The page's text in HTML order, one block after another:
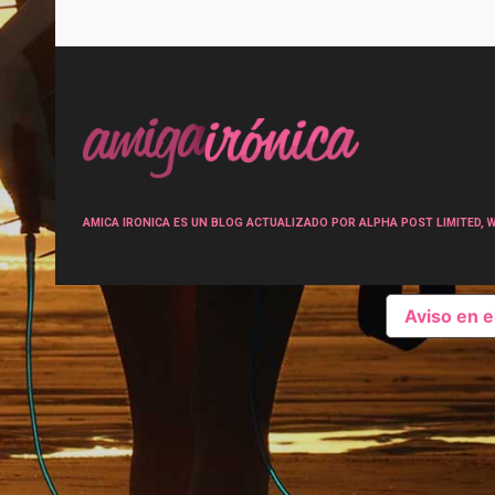
AMICA IRONICA ES UN BLOG ACTUALIZADO POR ALPHA POST
Aviso en